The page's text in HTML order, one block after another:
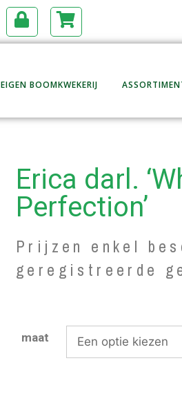
EIGEN BOOMKWEKERIJ
Erica darl.
Perfection’
Prijzen enkel
geregistreerde
maat